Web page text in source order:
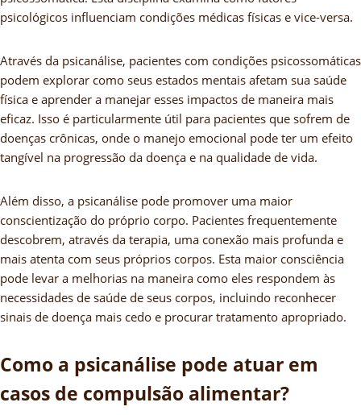
psicológicos influenciam condições médicas físicas e vice-versa.
Através da psicanálise, pacientes com condições psicossomáticas
podem explorar como seus estados mentais afetam sua saúde
física e aprender a manejar esses impactos de maneira mais
eficaz. Isso é particularmente útil para pacientes que sofrem de
doenças crônicas, onde o manejo emocional pode ter um efeito
tangível na progressão da doença e na qualidade de vida.
Além disso, a psicanálise pode promover uma maior
conscientização do próprio corpo. Pacientes frequentemente
descobrem, através da terapia, uma conexão mais profunda e
mais atenta com seus próprios corpos. Esta maior consciência
pode levar a melhorias na maneira como eles respondem às
necessidades de saúde de seus corpos, incluindo reconhecer
sinais de doença mais cedo e procurar tratamento apropriado.
Como a psicanálise pode atuar em
casos de compulsão alimentar?